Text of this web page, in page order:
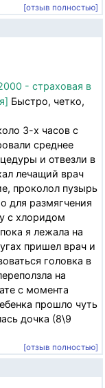
[отзыв полностью]
- страховая в
Быстро, четко,
3-х часов с
среднее
и отвезли в
лечащий врач
проколол пузырь
для размягчения
с хлоридом
я лежала на
пришел врач и
головка в
на
с момента
прошло чуть
дочка (8\9
[отзыв полностью]